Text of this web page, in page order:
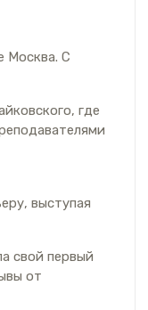
Москва. С
где
выступая
свой первый
от